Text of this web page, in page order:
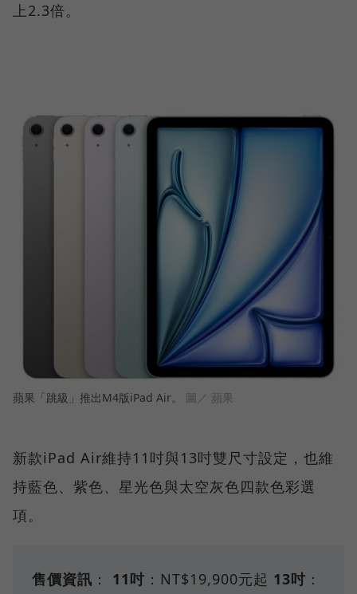
上2.3倍。
蘋果「跳級」推出M4版iPad Air。 圖／ 蘋果
新款iPad Air維持11吋與13吋雙尺寸設定，也維
持藍色、紫色、星光色與太空灰色四款色彩選
項。
售價資訊 ： 11吋 ：NT$19,900元起 13吋 ：